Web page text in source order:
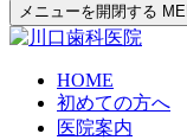
メニューを開閉する
HOME
初めての方へ
医院案内